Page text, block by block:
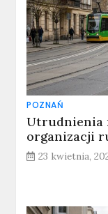
POZNAŃ
Utrudnienia
organizacji
23 kwietnia,